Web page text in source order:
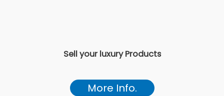
Sell your luxury Products
More Info.